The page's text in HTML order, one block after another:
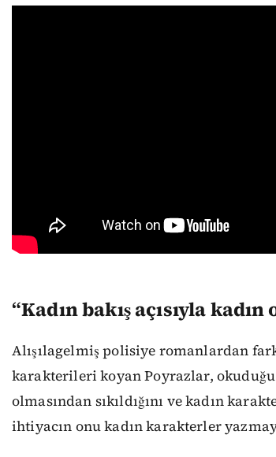
“Kadın bakış açısıyla
Alışılagelmiş polisiye romanlardan
karakterileri koyan Poyrazlar,
olmasından sıkıldığını ve kadın
ihtiyacın onu kadın karakterler